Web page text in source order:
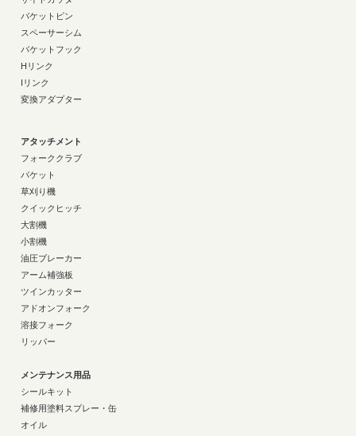
バケットピン
スペーサーシム
バケットフック
Hリンク
Iリンク
変換アダプター
アタッチメント
フォーククラブ
バケット
草刈り機
クイックヒッチ
大割機
小割機
油圧ブレーカー
アーム補強板
ツインカッター
アドオンフォーク
溶接フォーク
リッパー
メンテナンス用品
シールキット
補修用塗料スプレー・缶
オイル